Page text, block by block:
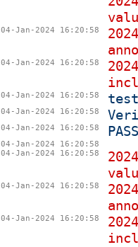
04-Jan-2024 16:20:58
04-Jan-2024 16:20:58
04-Jan-2024 16:20:58
04-Jan-2024 16:20:58
04-Jan-2024 16:20:58
04-Jan-2024 16:20:58
04-Jan-2024 16:20:58
04-Jan-2024 16:20:58
04-Jan-2024 16:20:58